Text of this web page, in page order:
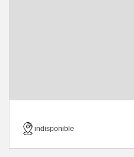
indisponible